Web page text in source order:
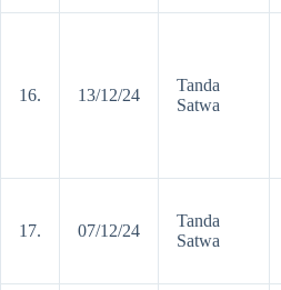
16. 13/12/24
Tanda
Satwa
17. 07/12/24
Tanda
Satwa